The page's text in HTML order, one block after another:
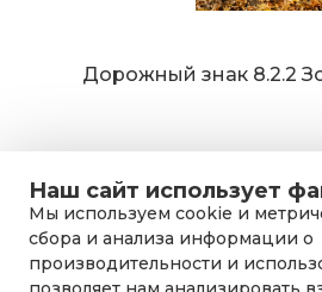
Наш сайт использует
Мы используем cookie и
сбора и анализа информации о
производительности и
Дорожный знак 8.2.2